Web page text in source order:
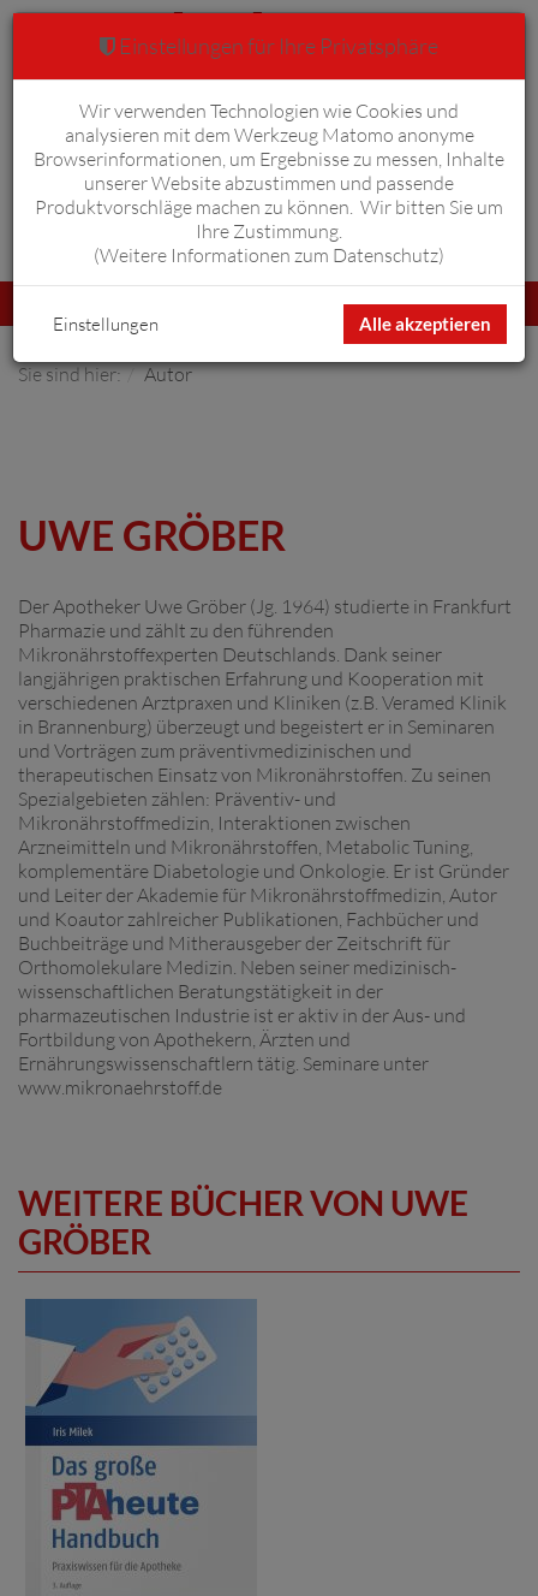
Anmelden Warenkorb 0
umschalten
Sie sind hier: Autor
UWE GRÖBER
Der Apotheker Uwe Gröber (Jg. 1964) studierte in Frankfurt
Pharmazie und zählt zu den führenden
Mikronährstoffexperten Deutschlands. Dank seiner
langjährigen praktischen Erfahrung und Kooperation mit
verschiedenen Arztpraxen und Kliniken (z.B. Veramed Klinik
in Brannenburg) überzeugt und begeistert er in Seminaren
und Vorträgen zum präventivmedizinischen und
therapeutischen Einsatz von Mikronährstoffen. Zu seinen
Spezialgebieten zählen: Präventiv- und
Mikronährstoffmedizin, Interaktionen zwischen
Arzneimitteln und Mikronährstoffen, Metabolic Tuning,
komplementäre Diabetologie und Onkologie. Er ist Gründer
und Leiter der Akademie für Mikronährstoffmedizin, Autor
und Koautor zahlreicher Publikationen, Fachbücher und
Buchbeiträge und Mitherausgeber der Zeitschrift für
Orthomolekulare Medizin. Neben seiner medizinisch-
wissenschaftlichen Beratungstätigkeit in der
pharmazeutischen Industrie ist er aktiv in der Aus- und
Fortbildung von Apothekern, Ärzten und
Ernährungswissenschaftlern tätig. Seminare unter
www.mikronaehrstoff.de
WEITERE BÜCHER VON UWE
GRÖBER
Einstellungen für Ihre Privatsphäre
Wir verwenden Technologien wie Cookies und
analysieren mit dem Werkzeug Matomo anonyme
Browserinformationen, um Ergebnisse zu messen, Inhalte
unserer Website abzustimmen und passende
Produktvorschläge machen zu können. Wir bitten Sie um
Ihre Zustimmung.
(Weitere Informationen zum Datenschutz)
Alle akzeptieren
Einstellungen